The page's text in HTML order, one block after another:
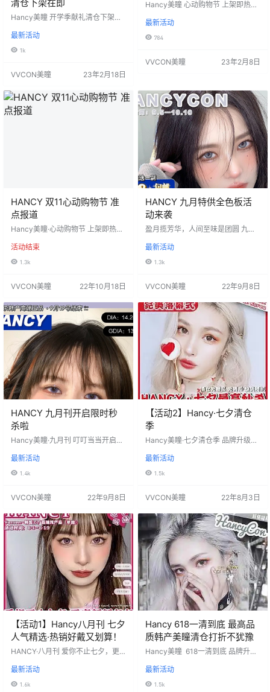
清仓下架在即
Hancy美瞳 开学季献礼清仓下架在
舒适度的幻想 先到先得，临时清仓
最高品质 日抛的价格买超划算的年
间：2023年2月18日-直到下次更新
发货地区：陕西省西安市 佩戴周
期：年抛 默认快递：中通 关于运
费：⚠…
最新活动
1k
VVCON美瞳 23年2月18日
Hancy美瞳 心动购物节 上架即热销
op. 1准点报道 活动价：198一副 活
动时间：2023年2月8日-直到下次
周期：年抛 默认快递：中通 关于运
南、云南「昆明除外…
最新活动
784
VVCON美瞳 23年2月8日
HANCY 双11心动购物节 准
点报道
Hancy美瞳·心动购物节 上架即热销
op. 1准点报道🫡 错过就绝对不会再
有的价格 囤货还在犹豫什么️️ 活动
价：￥88一副，￥99两幅，￥111三
速来领取⏱️⏱️⏱️ 活动时间：2022年
活动结束
1.3k
VVCON美瞳 22年10月18日
HANCY 九月特供全色板活
动来袭
盈月揽芳华，人间至味是团圆 九月
值买二送一限时返场 活动价：¥158
一副，￥258两幅随机赠送一副
〈赠送款为B区随机赠送，下单备注
款无售后〉 活动时间：2022年9月5
市 默认快递：中通 （新疆、西藏、
内蒙古、海南、云南「昆明除
外」、东三省「省会除外」、青
海、宁夏、甘肃）属偏远发件+10元
最新活动
1.3k
VVCON美瞳 22年9月8日
HANCY 九月刊开启限时秒
杀啦
Hancy美瞳·九月刊 叮叮当当开启限
4.2mm 美妆博主们分分夸赞显白又
温柔 势不可挡的魅力 绝对是美貌实
地:陕西省西安市 默认中通快递 （新
「昆明除外」、东三省「省会除
外」、青海、宁夏、甘肃）属偏远
发件+10元 ￼️因疫情及停运地区或需
发顺丰件…
最新活动
1.4k
VVCON美瞳 22年9月8日
【活动2】Hancy·七夕清仓
季
Hancy美瞳·七夕清仓季 品牌升级️新
后，缺货随机❗️ 最高品质韩产美瞳清
仓打折不犹豫 任选3副66单幅低至2
动时间：2022年8月1日~8月19日
（新疆、西藏、内蒙古、海南、云…
最新活动
1.5k
VVCON美瞳 22年8月3日
【活动1】Hancy八月刊 七夕
人气精选·热销好戴又划算！
HANCY·八月刊 爱你不止七夕，更
看！ 韩产独家设计硅水凝胶美瞳 怎
么能够忍住剁手的节奏❗️ 活动价：¥1
最新活动
1.6k
Hancy 618一清到底 最高品
质韩产美瞳清仓打折不犹豫
Hancy美瞳 618一清到底 品牌升级
后，缺货随机 最高品质韩产美瞳清
仓打折不犹豫 任选3副66单幅低至2
最新活动
1.5k